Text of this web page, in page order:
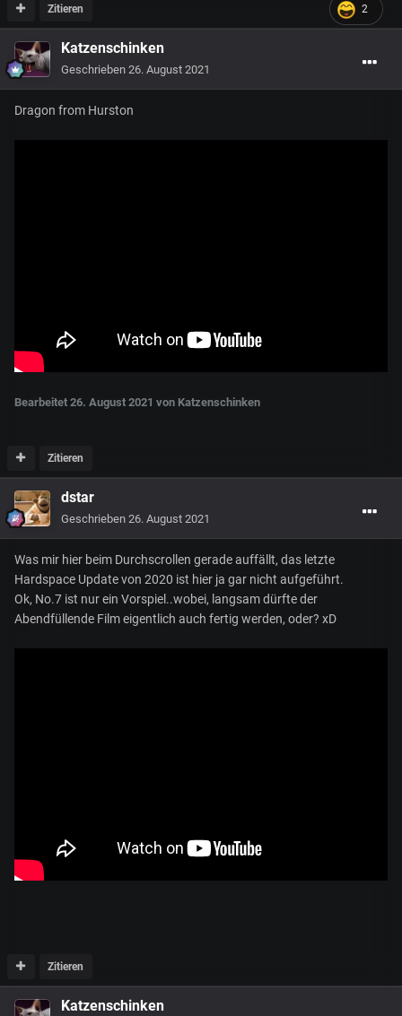
2
Zitieren
Katzenschinken
Geschrieben 26. August 2021
Dragon from Hurston
Bearbeitet 26. August 2021 von Katzenschinken
Zitieren
dstar
Geschrieben 26. August 2021
Was mir hier beim Durchscrollen gerade auffällt, das letzte
Hardspace Update von 2020 ist hier ja gar nicht aufgeführt.
Ok, No.7 ist nur ein Vorspiel..wobei, langsam dürfte der
Abendfüllende Film eigentlich auch fertig werden, oder? xD
Zitieren
Katzenschinken